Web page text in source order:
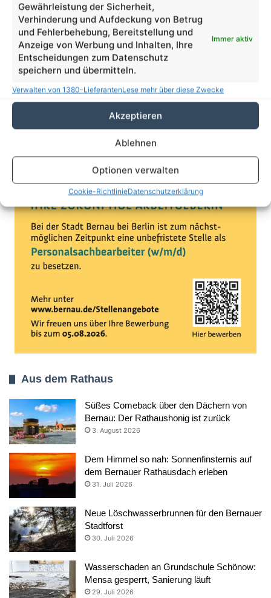
Gewährleistung der Sicherheit,
Verhinderung und Aufdeckung von Betrug
und Fehlerbehebung, Bereitstellung und
Anzeige von Werbung und Inhalten, Ihre
Entscheidungen zum Datenschutz
speichern und übermitteln.
Immer aktiv
Verwalten von 1380-LieferantenLese mehr über diese Zwecke
Akzeptieren
Ablehnen
Optionen verwalten
Cookie-RichtlinieDatenschutzerklärung
18.419
AppNutzer
28.006
Abonnenten
1.708
Follower
Stellenanzeige der Stadt Bernau
Aus dem Rathaus
Süßes Comeback über den Dächern von
Bernau: Der Rathaushonig ist zurück
3. August 2026
Dem Himmel so nah: Sonnenfinsternis auf
dem Bernauer Rathausdach erleben
31. Juli 2026
Neue Löschwasserbrunnen für den Bernauer
Stadtforst
30. Juli 2026
Wasserschaden an Grundschule Schönow:
Mensa gesperrt, Sanierung läuft
29. Juli 2026